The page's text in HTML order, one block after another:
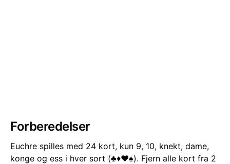
Forberedelser
Euchre spilles med 24 kort, kun 9, 10, knekt, dame,
konge og ess i hver sort (♣️♦️♥️♠️). Fjern alle kort fra 2